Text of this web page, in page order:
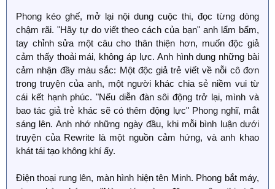
Phong kéo ghế, mở lại nội dung cuộc thi, đọc từng dòng
chậm rãi. "Hãy tự do viết theo cách của bạn" anh lẩm bẩm,
tay chỉnh sửa một câu cho thân thiện hơn, muốn độc giả
cảm thấy thoải mái, không áp lực. Anh hình dung những bài
cảm nhận đầy màu sắc: Một độc giả trẻ viết về nỗi cô đơn
trong truyện của anh, một người khác chia sẻ niềm vui từ
cái kết hạnh phúc. "Nếu diễn đàn sôi động trở lại, mình và
bao tác giả trẻ khác sẽ có thêm động lực" Phong nghĩ, mắt
sáng lên. Anh nhớ những ngày đầu, khi mỗi bình luận dưới
truyện của Rewrite là một nguồn cảm hứng, và anh khao
khát tái tạo không khí ấy.
Điện thoại rung lên, màn hình hiện tên Minh. Phong bắt máy,